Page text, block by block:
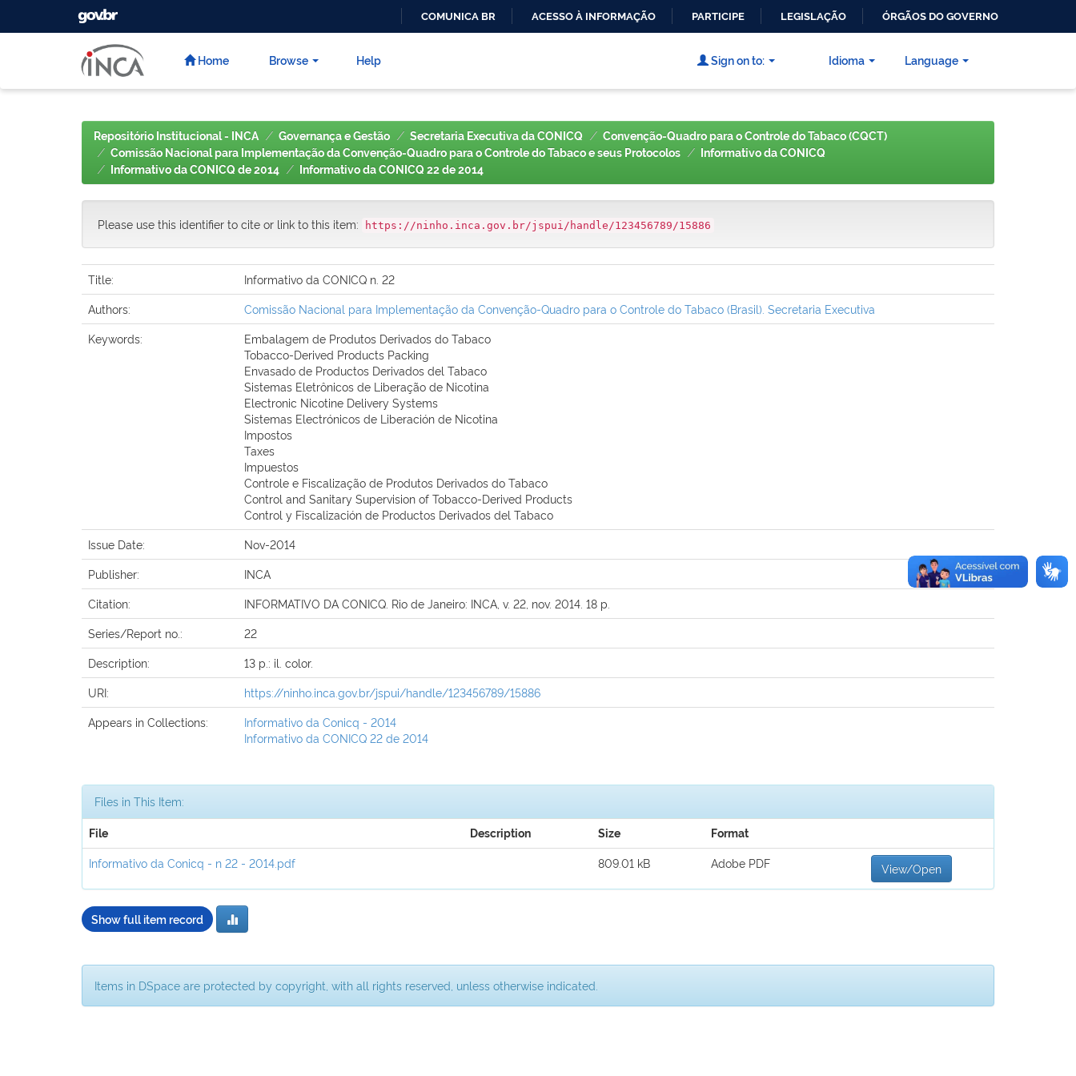
CONTEÚDO
GOVBR
COMUNICA BR ACESSO À INFORMAÇÃO PARTICIPE LEGISLAÇÃO ÓRGÃOS DO GOVERNO
Home Browse Help Language
Sign on to: Idioma
Repositório Institucional - INCA Governança e Gestão Secretaria Executiva da CONICQ
Convenção-Quadro para o Controle do Tabaco (CQCT)
Comissão Nacional para Implementação da Convenção-Quadro para o Controle do Tabaco e seus Protocolos
Informativo da CONICQ
Informativo da CONICQ de 2014
Informativo da CONICQ 22 de 2014
Please use this identifier to cite or link to this item: https://ninho.inca.gov.br/jspui/handle/123456789/15886
Title:
Informativo da CONICQ n. 22
Authors:
Comissão Nacional para Implementação da Convenção-Quadro para o Controle do Tabaco (Brasil). Secretaria Executiva
Keywords:
Embalagem de Produtos Derivados do Tabaco
Tobacco-Derived Products Packing
Envasado de Productos Derivados del Tabaco
Sistemas Eletrônicos de Liberação de Nicotina
Electronic Nicotine Delivery Systems
Sistemas Electrónicos de Liberación de Nicotina
Impostos
Taxes
Impuestos
Controle e Fiscalização de Produtos Derivados do Tabaco
Control and Sanitary Supervision of Tobacco-Derived Products
Control y Fiscalización de Productos Derivados del Tabaco
Issue Date:
Nov-2014
Publisher:
INCA
Citation:
INFORMATIVO DA CONICQ. Rio de Janeiro: INCA, v. 22, nov. 2014. 18 p.
Series/Report no.:
22
Description:
13 p.: il. color.
URI:
https://ninho.inca.gov.br/jspui/handle/123456789/15886
Appears in Collections:
Informativo da Conicq - 2014
Informativo da CONICQ 22 de 2014
Files in This Item:
File Description Size Format
Informativo da Conicq - n 22 - 2014.pdf 809.01 kB Adobe PDF View/Open
Show full item record
Items in DSpace are protected by copyright, with all rights reserved, unless otherwise indicated.